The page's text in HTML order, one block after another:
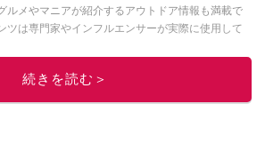
ルメやマニアが紹介するアウトドア情報も満載で
ツは専門家やインフルエンサーが実際に使用して
続きを読む＞